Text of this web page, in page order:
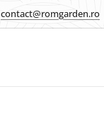
contact@romgarden.ro